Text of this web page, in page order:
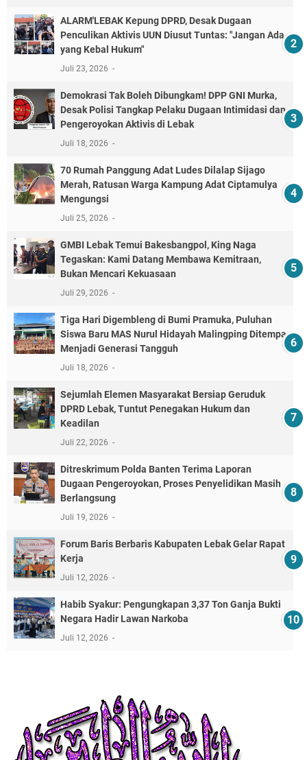
ALARM'LEBAK Kepung DPRD, Desak Dugaan
Penculikan Aktivis UUN Diusut Tuntas: "Jangan Ada
yang Kebal Hukum"
Juli 23, 2026
Demokrasi Tak Boleh Dibungkam! DPP GNI Murka,
Desak Polisi Tangkap Pelaku Dugaan Intimidasi dan
Pengeroyokan Aktivis di Lebak
Juli 18, 2026
70 Rumah Panggung Adat Ludes Dilalap Sijago
Merah, Ratusan Warga Kampung Adat Ciptamulya
Mengungsi
Juli 25, 2026
GMBI Lebak Temui Bakesbangpol, King Naga
Tegaskan: Kami Datang Membawa Kemitraan,
Bukan Mencari Kekuasaan
Juli 29, 2026
Tiga Hari Digembleng di Bumi Pramuka, Puluhan
Siswa Baru MAS Nurul Hidayah Malingping Ditempa
Menjadi Generasi Tangguh
Juli 18, 2026
Sejumlah Elemen Masyarakat Bersiap Geruduk
DPRD Lebak, Tuntut Penegakan Hukum dan
Keadilan
Juli 22, 2026
Ditreskrimum Polda Banten Terima Laporan
Dugaan Pengeroyokan, Proses Penyelidikan Masih
Berlangsung
Juli 19, 2026
Forum Baris Berbaris Kabupaten Lebak Gelar Rapat
Kerja
Juli 12, 2026
​Habib Syakur: Pengungkapan 3,37 Ton Ganja Bukti
Negara Hadir Lawan Narkoba
Juli 12, 2026